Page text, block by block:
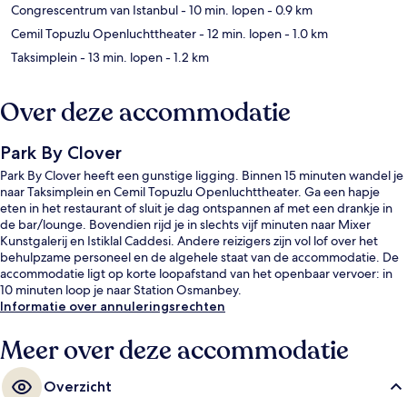
Congrescentrum van Istanbul- 10 min. lopen- 0.9 km
Cemil Topuzlu Openluchttheater- 12 min. lopen- 1.0 km
Taksimplein- 13 min. lopen- 1.2 km
Over deze accommodatie
Park By Clover
Park By Clover heeft een gunstige ligging. Binnen 15 minuten wandel je
naar Taksimplein en Cemil Topuzlu Openluchttheater. Ga een hapje
eten in het restaurant of sluit je dag ontspannen af met een drankje in
de bar/lounge. Bovendien rijd je in slechts vijf minuten naar Mixer
Kunstgalerij en Istiklal Caddesi. Andere reizigers zijn vol lof over het
behulpzame personeel en de algehele staat van de accommodatie. De
accommodatie ligt op korte loopafstand van het openbaar vervoer: in
10 minuten loop je naar Station Osmanbey.
Informatie over annuleringsrechten
Meer over deze accommodatie
Overzicht